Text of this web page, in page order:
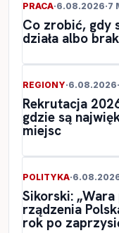
PRACA·6.08.2026·7
Co zrobić, gdy
działa albo
REGIONY·6.08.2026·
Rekrutacja
gdzie są
miejsc
POLITYKA·
Sikorski:
rządzenia
rok po